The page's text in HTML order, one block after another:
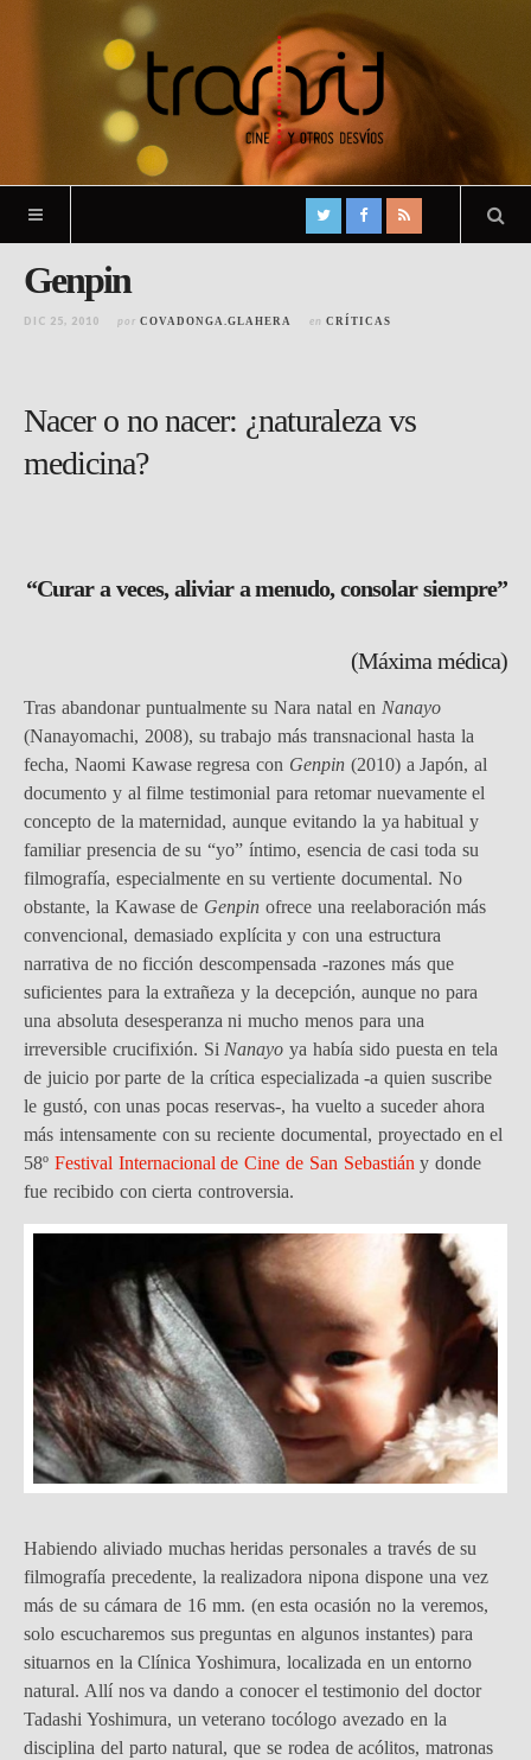
Genpin
DIC 25, 2010 por COVADONGA.GLAHERA en CRÍTICAS
Nacer o no nacer: ¿naturaleza vs
medicina?
“Curar a veces, aliviar a menudo, consolar siempre”
(Máxima médica)
Tras abandonar puntualmente su Nara natal en Nanayo
(Nanayomachi, 2008), su trabajo más transnacional hasta la
fecha, Naomi Kawase regresa con Genpin (2010) a Japón, al
documento y al filme testimonial para retomar nuevamente el
concepto de la maternidad, aunque evitando la ya habitual y
familiar presencia de su “yo” íntimo, esencia de casi toda su
filmografía, especialmente en su vertiente documental. No
obstante, la Kawase de Genpin ofrece una reelaboración más
convencional, demasiado explícita y con una estructura
narrativa de no ficción descompensada -razones más que
suficientes para la extrañeza y la decepción, aunque no para
una absoluta desesperanza ni mucho menos para una
irreversible crucifixión. Si Nanayo ya había sido puesta en tela
de juicio por parte de la crítica especializada -a quien suscribe
le gustó, con unas pocas reservas-, ha vuelto a suceder ahora
más intensamente con su reciente documental, proyectado en el
58º Festival Internacional de Cine de San Sebastián y donde
fue recibido con cierta controversia.
Habiendo aliviado muchas heridas personales a través de su
filmografía precedente, la realizadora nipona dispone una vez
más de su cámara de 16 mm. (en esta ocasión no la veremos,
solo escucharemos sus preguntas en algunos instantes) para
situarnos en la Clínica Yoshimura, localizada en un entorno
natural. Allí nos va dando a conocer el testimonio del doctor
Tadashi Yoshimura, un veterano tocólogo avezado en la
disciplina del parto natural, que se rodea de acólitos, matronas